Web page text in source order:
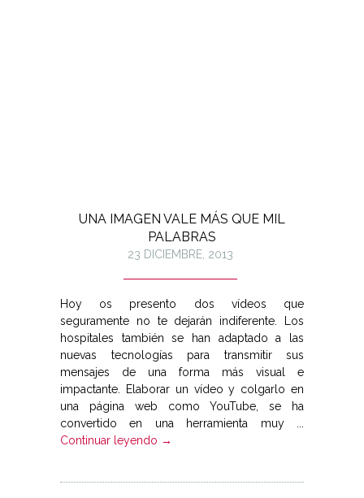
UNA IMAGEN VALE MÁS QUE MIL
PALABRAS
23 DICIEMBRE, 2013
Hoy os presento dos vídeos que
seguramente no te dejarán indiferente. Los
hospitales también se han adaptado a las
nuevas tecnologías para transmitir sus
mensajes de una forma más visual e
impactante. Elaborar un vídeo y colgarlo en
una página web como YouTube, se ha
convertido en una herramienta muy ...
Continuar leyendo →